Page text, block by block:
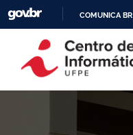
COMUNICA BR